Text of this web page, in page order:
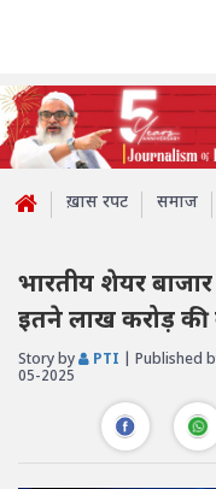
ख़ास रपट समाज
भारतीय शेयर
इतने लाख करोड़ की
Story by PTI | Published
05-2025